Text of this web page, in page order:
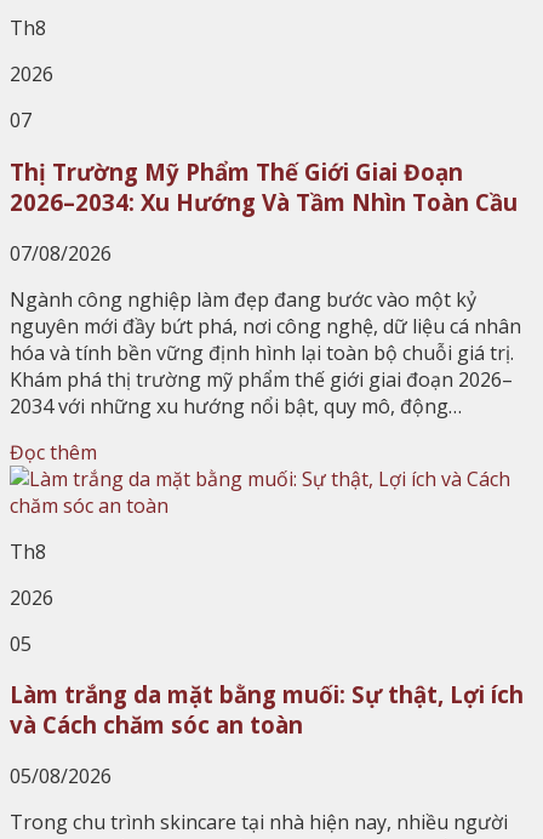
Th8
2026
07
Thị Trường Mỹ Phẩm Thế Giới Giai Đoạn
2026–2034: Xu Hướng Và Tầm Nhìn Toàn Cầu
07/08/2026
Ngành công nghiệp làm đẹp đang bước vào một kỷ
nguyên mới đầy bứt phá, nơi công nghệ, dữ liệu cá nhân
hóa và tính bền vững định hình lại toàn bộ chuỗi giá trị.
Khám phá thị trường mỹ phẩm thế giới giai đoạn 2026–
2034 với những xu hướng nổi bật, quy mô, động…
Đọc thêm
Th8
2026
05
Làm trắng da mặt bằng muối: Sự thật, Lợi ích
và Cách chăm sóc an toàn
05/08/2026
Trong chu trình skincare tại nhà hiện nay, nhiều người